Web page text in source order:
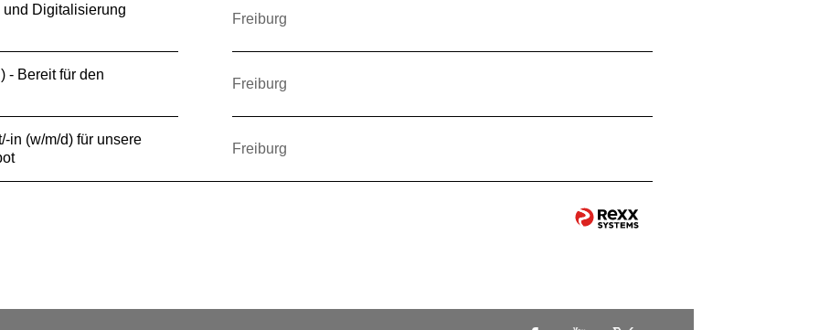
und Digitalisierung
Freiburg
- Bereit für den
Freiburg
in (w/m/d) für unsere
Freiburg